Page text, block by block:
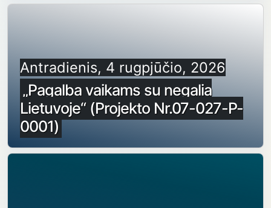
Antradienis, 4 rugpjūčio, 2026
„Pagalba vaikams su negalia
Lietuvoje“ (Projekto Nr.07-027-P-
0001)